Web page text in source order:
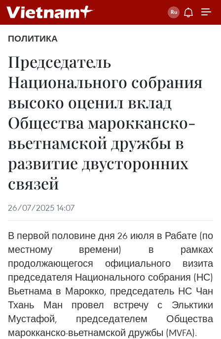
ПОЛИТИКА
Председатель
Национального собрания
высоко оценил вклад
Общества марокканско-
вьетнамской дружбы в
развитие двусторонних
связей
26/07/2025 14:07
В первой половине дня 26 июля в Рабате (по
местному времени) в рамках
продолжающегося официального визита
председателя Национального собрания (НС)
Вьетнама в Марокко, председатель НС Чан
Тхань Ман провел встречу с Эльктики
Мустафой, председателем Общества
марокканско-вьетнамской дружбы (MVFA).